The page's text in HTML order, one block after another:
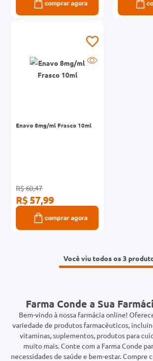
comprar agora
Enavo 8mg/ml Frasco 10ml
R$ 60,47
R$ 57,99
comprar agora
Você viu todos os 3
Farma Conde a Sua
Bem-vindo à nossa farmácia online!
variedade de produtos farmacêuticos,
vitaminas, suplementos, produtos para
muito mais. Conte com a Farma Conde
necessidades de saúde e bem-estar. Compre